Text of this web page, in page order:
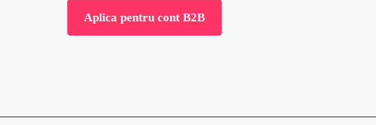
Aplica pentru cont B2B